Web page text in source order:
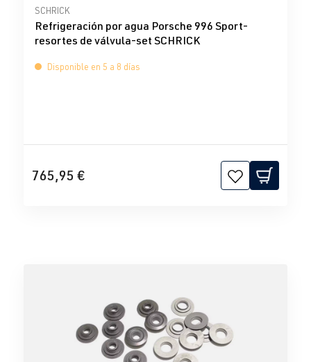
Calificación promedio de 0 de 5 estrellas
SCHRICK
Refrigeración por agua Porsche 996 Sport-
resortes de válvula-set SCHRICK
Disponible en 5 a 8 días
765,95 €